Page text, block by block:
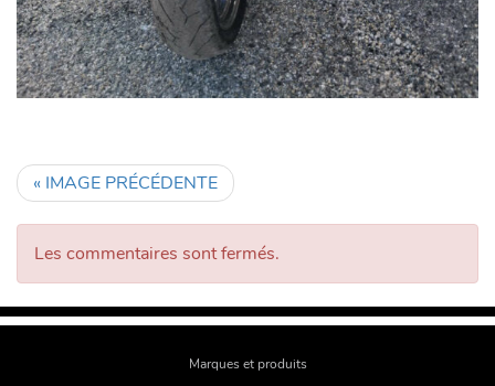
« IMAGE PRÉCÉDENTE
Les commentaires sont fermés.
Marques et produits